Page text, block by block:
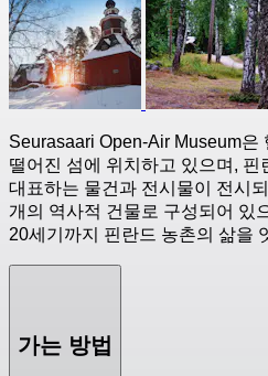
Seurasaari Open-Air Museum은
떨어진 섬에 위치하고 있으며,
대표하는 물건과 전시물이 전시
개의 역사적 건물로 구성되어 있
20세기까지 핀란드 농촌의 삶을
가는 방법